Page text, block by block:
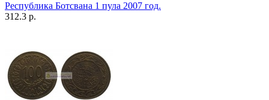
Республика Ботсвана 1 пула 2007 год.
312.3 р.